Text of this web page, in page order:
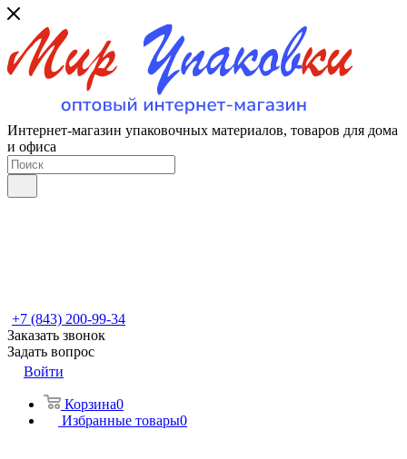
Интернет-магазин упаковочных материалов, товаров для дома
и офиса
+7 (843) 200-99-34
Заказать звонок
Задать вопрос
Войти
Корзина0
Избранные товары0